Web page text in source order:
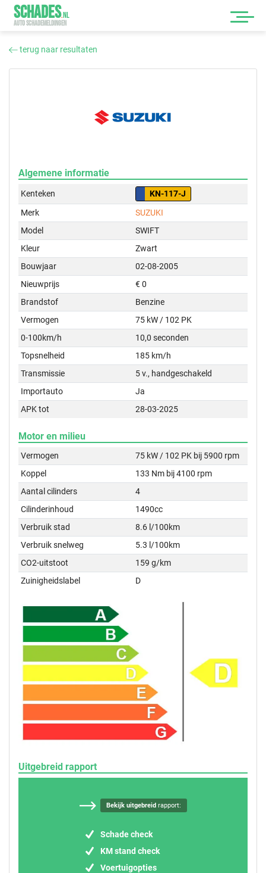
SCHADES.NL
AUTO SCHADEMELDINGEN
terug naar resultaten
Algemene informatie
Kenteken
KN-117-J
Merk
SUZUKI
Model
SWIFT
Kleur
Zwart
Bouwjaar
02-08-2005
Nieuwprijs
€ 0
Brandstof
Benzine
Vermogen
75 kW / 102 PK
0-100km/h
10,0 seconden
Topsnelheid
185 km/h
Transmissie
5 v., handgeschakeld
Importauto
Ja
APK tot
28-03-2025
Motor en milieu
Vermogen
75 kW / 102 PK bij 5900 rpm
Koppel
133 Nm bij 4100 rpm
Aantal cilinders
4
Cilinderinhoud
1490cc
Verbruik stad
8.6 l/100km
Verbruik snelweg
5.3 l/100km
CO2-uitstoot
159 g/km
Zuinigheidslabel
D
Uitgebreid rapport
Bekijk uitgebreidrapport:
Schade check
KM stand check
Voertuigopties